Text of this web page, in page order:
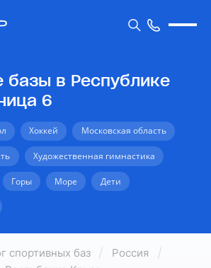
базы в Республике
6
Хоккей Московская область
Художественная гимнастика
Горы Море Дети
спортивных баз
Россия